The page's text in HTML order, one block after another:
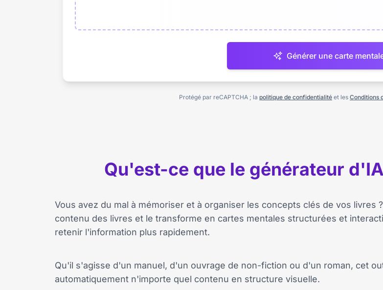
Générer une carte
Protégé par reCAPTCHA ; la politique de confidentialité et les Conditions
Qu'est-ce que le générateur
Vous avez du mal à mémoriser et à organiser les concepts clés de vos livres
contenu des livres et le transforme en cartes mentales structurées et
retenir l'information plus rapidement.
Qu'il s'agisse d'un manuel, d'un ouvrage de non-fiction ou d'un roman, cet
automatiquement n'importe quel contenu en structure visuelle.